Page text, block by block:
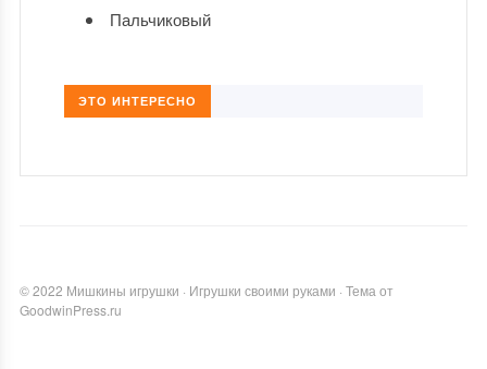
Пальчиковый
ЭТО ИНТЕРЕСНО
©2022 Мишкины игрушки · Игрушки своими руками · Тема от
GoodwinPress.ru